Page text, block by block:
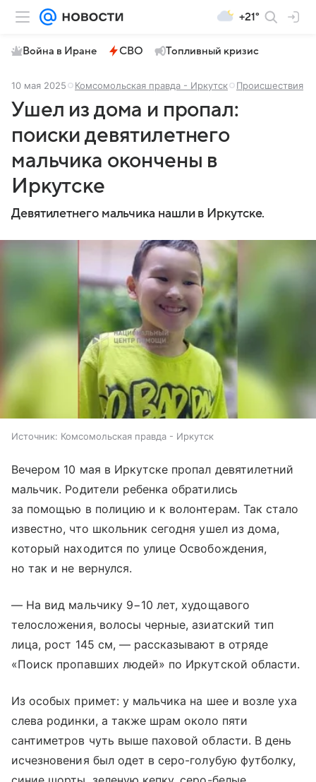
+21°
Война в Иране СВО Топливный кризис
10 мая 2025 Комсомольская правда - Иркутск Происшествия
Ушел из дома и пропал:
поиски девятилетнего
мальчика окончены в
Иркутске
Девятилетнего мальчика нашли в Иркутске.
Источник: Комсомольская правда - Иркутск
Вечером 10 мая в Иркутске пропал девятилетний
мальчик. Родители ребенка обратились
за помощью в полицию и к волонтерам. Так стало
известно, что школьник сегодня ушел из дома,
который находится по улице Освобождения,
но так и не вернулся.
— На вид мальчику 9−10 лет, худощавого
телосложения, волосы черные, азиатский тип
лица, рост 145 см, — рассказывают в отряде
«Поиск пропавших людей» по Иркутской области.
Из особых примет: у мальчика на шее и возле уха
слева родинки, а также шрам около пяти
сантиметров чуть выше паховой области. В день
исчезновения был одет в серо-голубую футболку,